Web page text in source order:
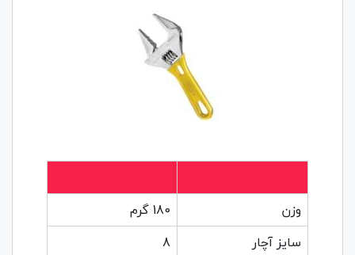
وزن
180 گرم
سایز آچار
8